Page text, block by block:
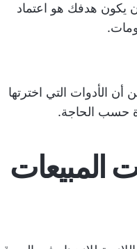
يكون هدفك هو اعتماد
أن الأدوات التي اخترتها
حسب الحاجة.
المبيعات